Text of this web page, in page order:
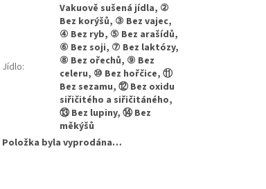
Jídlo:
Vakuově sušená jídla, ②
Bez korýšů, ③ Bez vajec,
④ Bez ryb, ⑤ Bez arašídů,
⑥ Bez soji, ⑦ Bez laktózy,
⑧ Bez ořechů, ⑨ Bez
celeru, ⑩ Bez hořčice, ⑪
Bez sezamu, ⑫ Bez oxidu
siřičitého a siřičitáného,
⑬ Bez lupiny, ⑭ Bez
měkýšů
Položka byla vyprodána…